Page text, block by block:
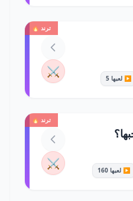
ترند 🔥
▶️ لعبها 5 ⚔️
ترند 🔥
▶️ لعبها 160 ⚔️